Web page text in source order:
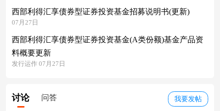
西部利得汇享债券型证券投资基金招募说明书(更新)
07月27日
西部利得汇享债券型证券投资基金(A类份额)基金产品资
料概要更新
发行运作 07月27日
我要发帖
讨论 问答